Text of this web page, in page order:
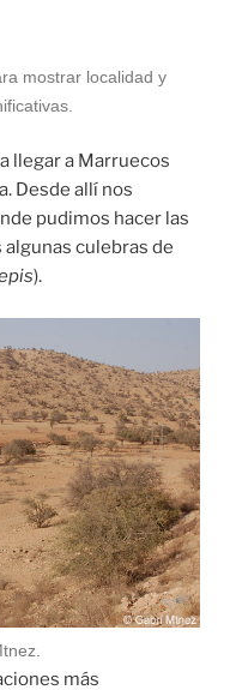
mostrar localidad y
llegar a Marruecos
Desde allí nos
pudimos hacer las
culebras de
).
más